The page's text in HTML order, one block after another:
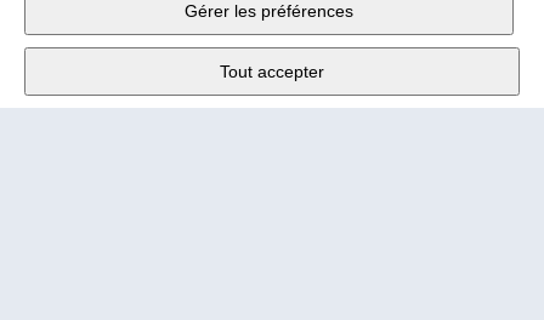
Lu - Ve 9:00 - 12:00 h
Tél. +4131 377 21 11
Gérer les préférences
Tout accepter